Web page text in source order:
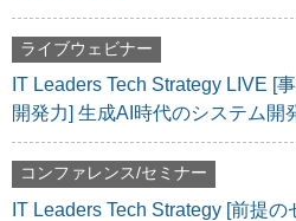
ライブウェビナー
IT Leaders Tech Strategy LIVE [
開発力] 生成AI時代のシステム開
コンファレンス/セミナー
IT Leaders Tech Strategy [前提